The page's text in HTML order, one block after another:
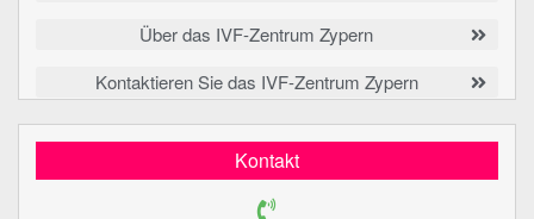
Über das IVF-Zentrum Zypern
Kontaktieren Sie das IVF-Zentrum Zypern
Kontakt